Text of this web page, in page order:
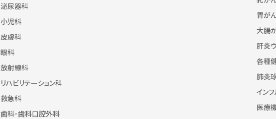
泌尿器科
小児科
皮膚科
眼科
放射線科
リハビリテーション科
救急科
歯科･歯科口腔外科
胃が
大腸
肝炎
各種
肺炎
イン
医療